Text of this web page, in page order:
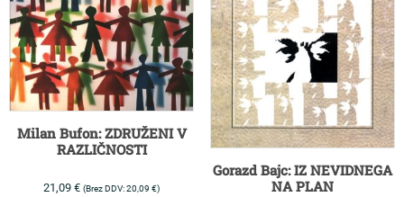
Milan Bufon: ZDRUŽENI V
RAZLIČNOSTI
21,09€ (Brez DDV:20,09€)
Gorazd Bajc: IZ NEVIDNEGA
NA PLAN